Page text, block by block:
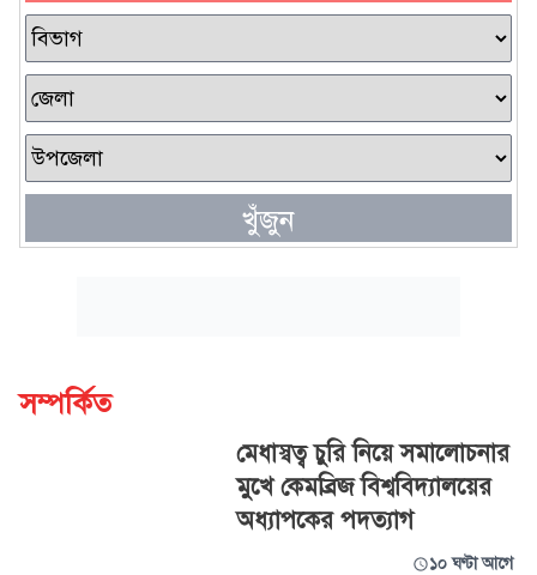
খুঁজুন
সম্পর্কিত
মেধাস্বত্ব চুরি নিয়ে সমালোচনার
মুখে কেমব্রিজ বিশ্ববিদ্যালয়ের
অধ্যাপকের পদত্যাগ
১০ ঘণ্টা আগে